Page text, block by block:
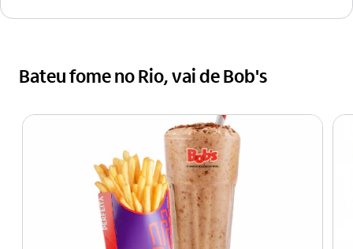
Bateu fome no Rio, vai de Bob's